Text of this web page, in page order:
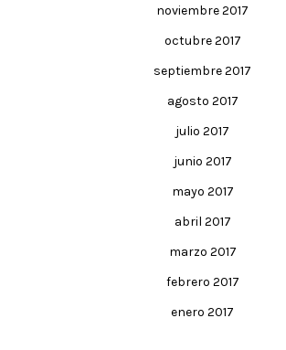
noviembre 2017
octubre 2017
septiembre 2017
agosto 2017
julio 2017
junio 2017
mayo 2017
abril 2017
marzo 2017
febrero 2017
enero 2017